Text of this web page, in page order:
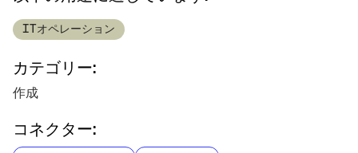
ITオペレーション
カテゴリー:
作成
コネクター: